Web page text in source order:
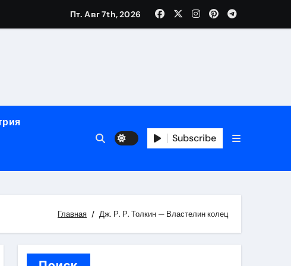
оформления сделки
Пт. Авг 7th, 2026
Subscribe
Главная Дж. Р. Р. Толкин — Властелин колец